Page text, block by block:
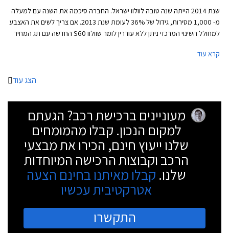
שנת 2014 הייתה שנה טובה לוולוו ישראל. החברה סיכמה את השנה עם למעלה
מ- 1,000 מסירות, גידול של 36% לעומת שנת 2013. אם צריך לשים את האצבע
למחולל השינוי המרכזי ניתן ללא עוררין לומר שוולוו S60 החדשה עם תג המחיר
רכבים מפרידים בינה לבין ב.מ.וו סדרה 3 מובילת הקטגורייה. גם וולוו XC60
שנת 2013. נתון זה מציב את וולוו XC60 במקום השני בטבלת המסירות
בקטגורייה שהמובילה בה היא אאודי Q5.
קרא עוד
הצג עוד
מעוניינים ברכישת רכב? הגעתם
למקום הנכון. קבלו מהמומחים
שלנו ייעוץ חינם, הכירו את מבצעי
הרכב וקבוצות הרכישה המיוחדות
שלנו. קבלו מאיתנו בחינם הצעה
אטרקטיבית עכשיו
התקשרו